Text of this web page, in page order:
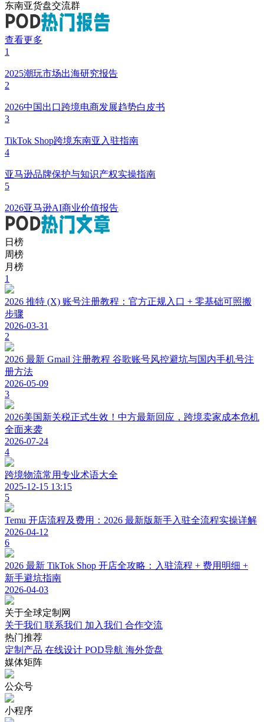
东南亚货盘交流群
查看更多
1
2025潮玩市场出海研究报告
2
2026中国出口跨境电商发展趋势白皮书
3
TikTok Shop跨境东南亚入驻指南
4
亚马逊品牌保护与知识产权实操指南
5
2026亚马逊AI商业价值报告
日榜
周榜
月榜
1
2026 推特 (X) 账号注册教程：官方正规入口 + 零基础可照搬
步骤
2026-03-31
2
2026 最新 Gmail 注册教程 谷歌账号风控避坑与国内手机号注
册方法
2026-05-09
3
2026美国新关税正式生效！中方最新回应，跨境卖家成本危机
全面来袭
2026-07-24
4
跨境物流常用专业术语大全
2025-12-15 13:15
5
Temu 开店流程及费用：2026 最新版新手入驻全流程实操详解
2026-04-12
6
2026 最新 TikTok Shop 开店全攻略：入驻流程 + 费用明细 +
新手避坑指南
2026-04-03
关于全球定制网
关于我们 联系我们 加入我们 合作交流
热门推荐
定制产品 在线设计 POD导航 海外货盘
媒体矩阵
公众号
小程序